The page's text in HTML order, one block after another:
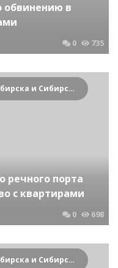
обвинению в
0 735
Криминальные новости Новосибирска и Сибирского региона
речного порта
с квартирами
0 698
Криминальные новости Новосибирска и Сибирского региона